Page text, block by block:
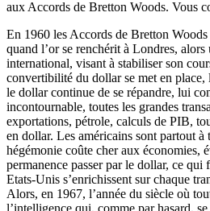
aux Accords de Bretton Woods. Vous
En 1960 les Accords de Bretton
quand l’or se renchérit à Londres,
international, visant à stabiliser son
convertibilité du dollar se met en place,
le dollar continue de se répandre, lui
incontournable, toutes les grandes
exportations, pétrole, calculs de PIB,
en dollar. Les américains sont partout
hégémonie coûte cher aux économies,
permanence passer par le dollar, ce qui
Etats-Unis s’enrichissent sur chaque
Alors, en 1967, l’année du siècle où
l’intelligence qui, comme par hasard,